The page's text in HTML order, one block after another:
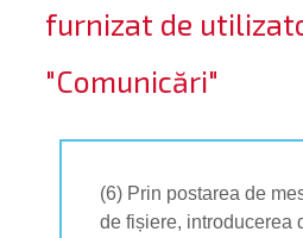
furnizat de
"Comunicări"
(6) Prin postarea de
de fișiere, introducerea